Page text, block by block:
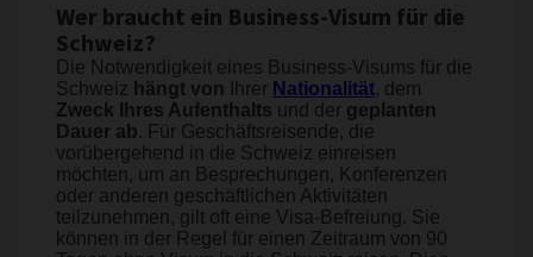
Wer braucht ein Business-Visum für die
Schweiz?
Die Notwendigkeit eines Business-Visums für die
Schweiz hängt von Ihrer Nationalität, dem
Zweck Ihres Aufenthalts und der geplanten
Dauer ab. Für Geschäftsreisende, die
vorübergehend in die Schweiz einreisen
möchten, um an Besprechungen, Konferenzen
oder anderen geschäftlichen Aktivitäten
teilzunehmen, gilt oft eine Visa-Befreiung. Sie
können in der Regel für einen Zeitraum von 90